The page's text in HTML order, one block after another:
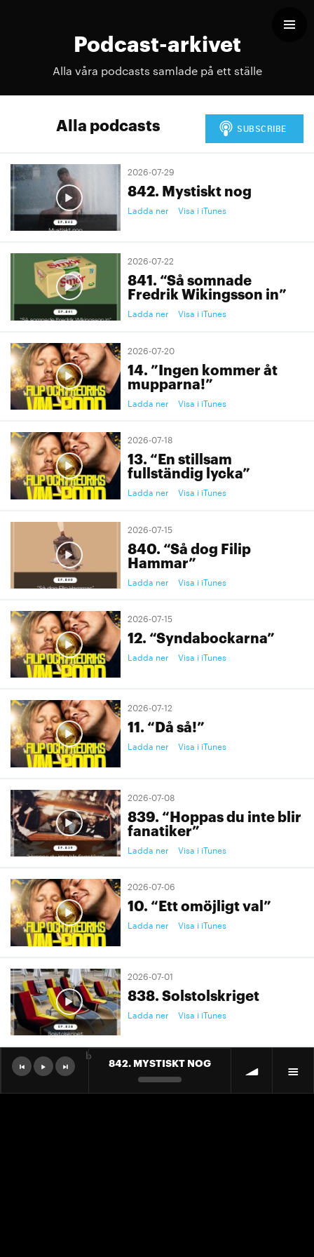
Podcast-arkivet
Alla våra podcasts samlade på ett ställe
Alla podcasts
2026-07-29
842. Mystiskt nog
Ladda ner Visa i iTunes
2026-07-22
841. “Så somnade
Fredrik Wikingsson in”
Ladda ner Visa i iTunes
2026-07-20
14. ”Ingen kommer åt
mupparna!”
Ladda ner Visa i iTunes
2026-07-18
13. “En stillsam
fullständig lycka”
Ladda ner Visa i iTunes
2026-07-15
840. “Så dog Filip
Hammar”
Ladda ner Visa i iTunes
2026-07-15
12. “Syndabockarna”
Ladda ner Visa i iTunes
2026-07-12
11. “Då så!”
Ladda ner Visa i iTunes
2026-07-08
839. “Hoppas du inte blir
fanatiker”
Ladda ner Visa i iTunes
2026-07-06
10. “Ett omöjligt val”
Ladda ner Visa i iTunes
2026-07-01
838. Solstolskriget
Ladda ner Visa i iTunes
2026-07-01
9. "Ett landslag att älska"
842. MYSTISKT NOG
b